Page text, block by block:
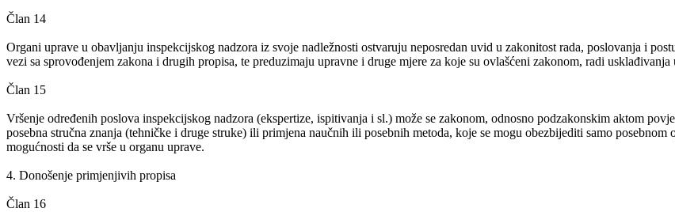
Član 14
Organi uprave u obavljanju inspekcijskog nadzora iz svoje nadležnosti ostvaruju neposredan uvid u zakonitost rada, poslovanja i
vezi sa sprovođenjem zakona i drugih propisa, te preduzimaju upravne i druge mjere za koje su ovlašćeni zakonom, radi usklađivanja
Član 15
Vršenje određenih poslova inspekcijskog nadzora (ekspertize, ispitivanja i sl.) može se zakonom, odnosno podzakonskim aktom
posebna stručna znanja (tehničke i druge struke) ili primjena naučnih ili posebnih metoda, koje se mogu obezbijediti samo
mogućnosti da se vrše u organu uprave.
4. Donošenje primjenjivih propisa
Član 16